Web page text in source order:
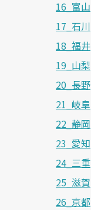
16_富山
17_石川
18_福井
19_山梨
20_長野
21_岐阜
22_静岡
23_愛知
24_三重
25_滋賀
26_京都